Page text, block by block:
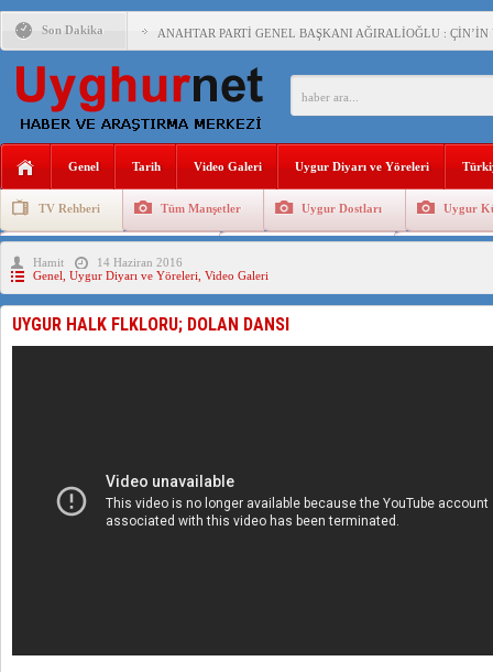
Son Dakika ANAHTAR PARTİ GENEL BAŞKANI AĞIRALİOĞLU :
ÇİN’İN DOĞU TÜRKİSTAN’DAKİ UYGULAMALARI
150 YILDIR KAYNAYAN YARAMIZ : ÇİN İŞGALİNDEKİ
ÇİN’İN UYGUR POLİTİKALARINI ÖVEN DİYANET
ÇİN’İN ANKARA BÜYÜKELÇİSİ JİANG’İN TRABZON
İŞGALCİ ÇİN’DEN “FETİHLER SULTANI
Genel Tarih Video Galeri Uygur Diyarı ve Yöreleri
TV Rehberi Tüm Manşetler Uygur Dostları Uygur
Uygurlarda Düğün ve Cenaze
Hamit
14 Haziran 2016
Genel Uygur Diyarı ve Yöreleri Video Galeri
UYGUR HALK FLKLORU; DOLAN DANSI